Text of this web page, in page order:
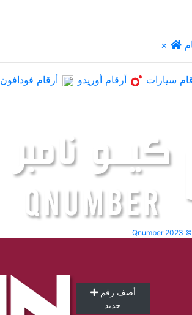
×
سيارات أرقام أوريدو أرقام فودافون
Qnumber 2023 ©
أضف رقم
جديد